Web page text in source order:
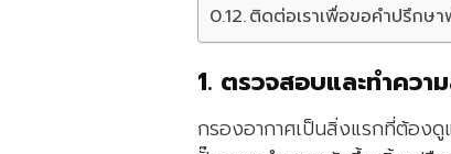
ติดต่อเราเพื่อขอคำปรึกษา
1. ตรวจสอบและทำควา
กรองอากาศเป็นสิ่งแรกที่ต้อง